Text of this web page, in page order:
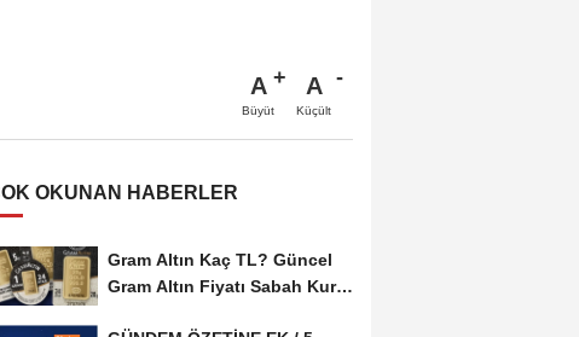
A
Büyüt
A
Küçült
OKUNAN HABERLER
Gram Altın Kaç TL? Güncel
Gram Altın Fiyatı Sabah Kuru